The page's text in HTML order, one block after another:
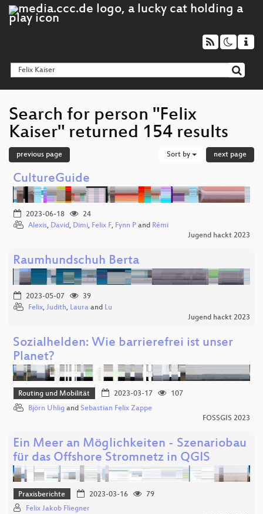
Search for person "Felix
Kaiser" returned 154 results
previous page Sort by next page
CultureGuide
2023-06-18
24
Alexis, David, Dimi, Felix F, Fynn P and Rémi
Jugend hackt 2023
Raumhundschuh Berta
2023-05-07
39
Felix, Judith, Laura and Lu
Jugend hackt 2023
Sozialhelden: Wie barrierefrei ist unser
Planet?
Routing und Mobilität 2023-03-17
107
Björn Uhlig and Sebastian Felix Zappe
FOSSGIS 2023
Ein Meer an Möglichkeiten - Szenariobau
für das Offshore Stromnetz in QGIS
Praxisberichte 2023-03-16
79
Felix Jakob Fliegner